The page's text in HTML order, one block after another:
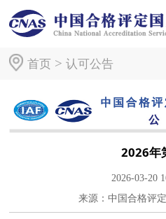
首页> 认可公告
2026年
2026-03-20
来源：中国合格评